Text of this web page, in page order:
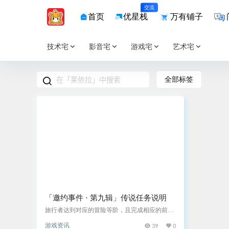
首页 优星栈
交流
万有铺子
技术宅 影音宅 游戏宅 艺术宅
全部标签
「邀约事件 · 第九辑」传说任务说明
旅行者达到对应的冒险等阶，且完成相应的前置
事件。 冒险等阶达到26级可解锁邀约事件功能，
游戏资讯 39 0